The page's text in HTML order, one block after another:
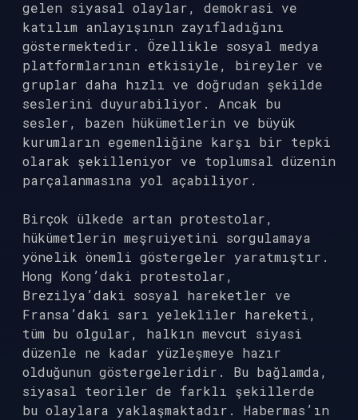
gelen siyasal olaylar, demokrasi ve
katılım anlayışının zayıfladığını
göstermektedir. Özellikle sosyal medya
platformlarının etkisiyle, bireyler ve
gruplar daha hızlı ve doğrudan şekilde
seslerini duyurabiliyor. Ancak bu
sesler, bazen hükümetlerin ve büyük
kurumların egemenliğine karşı bir tepki
olarak şekilleniyor ve toplumsal düzenin
parçalanmasına yol açabiliyor.
Birçok ülkede artan protestolar,
hükümetlerin meşruiyetini sorgulamaya
yönelik önemli göstergeler yaratmıştır.
Hong Kong’daki protestolar,
Brezilya’daki sosyal hareketler ve
Fransa’daki sarı yelekliler hareketi,
tüm bu olgular, halkın mevcut siyasi
düzenle ne kadar yüzleşmeye hazır
olduğunun göstergeleridir. Bu bağlamda,
siyasal teoriler de farklı şekillerde
bu olaylara yaklaşmaktadır. Habermas’ın